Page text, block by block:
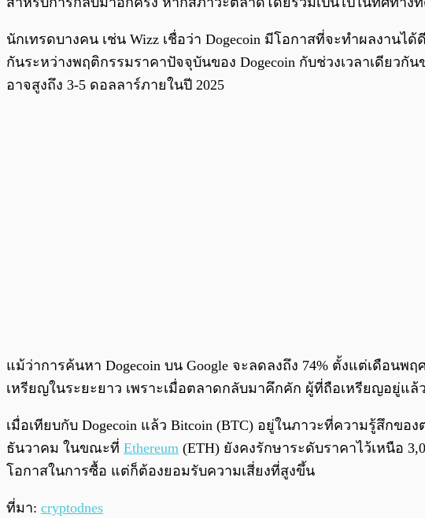
นักเทรดบางคน เช่น Wizz เชื่อว่า Dogecoin มีโอกาสที่จะทำผลงาน
กันระหว่างพฤติกรรมราคาปัจจุบันของ Dogecoin กับช่วงเวลาเดียว
อาจสูงถึง 3-5 ดอลลาร์ภายในปี 2025
แม้ว่าการค้นหา Dogecoin บน Google จะลดลงถึง 74% ตั้งแต่เดือน
เหรียญในระยะยาว เพราะเมื่อตลาดกลับมาคึกคัก ผู้ที่ถือเหรียญอยู่แล้
เมื่อเทียบกับ Dogecoin แล้ว Bitcoin (BTC) อยู่ในภาวะที่ความรู้สึกข
ธันวาคม ในขณะที่ Ethereum (ETH) ยังคงรักษาระดับราคาไว้เหนือ
โอกาสในการซื้อ แต่ก็ต้องยอมรับความเสี่ยงที่สูงขึ้น
ที่มา: cryptodnes